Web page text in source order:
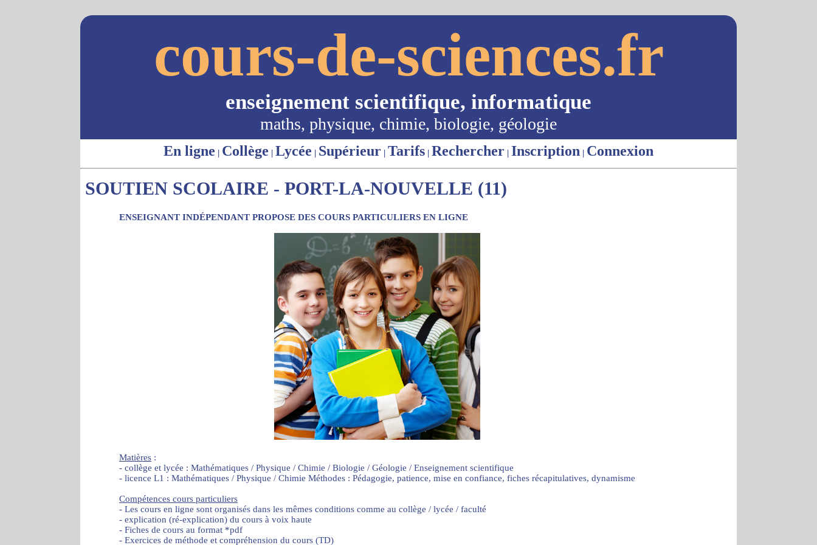
cours-de-sciences.fr
enseignement scientifique, informatique
maths, physique, chimie, biologie, géologie
En ligne | Collège | Lycée | Supérieur | Tarifs | Rechercher | Inscription | Connexion
SOUTIEN SCOLAIRE - PORT-LA-NOUVELLE (11)
ENSEIGNANT INDÉPENDANT PROPOSE DES COURS PARTICULIERS EN LIGNE
Matières :
- collège et lycée : Mathématiques / Physique / Chimie / Biologie / Géologie / Enseignement scientifique
- licence L1 : Mathématiques / Physique / Chimie Méthodes : Pédagogie, patience, mise en confiance, fiches récapitulatives, dynamisme
Compétences cours particuliers
- Les cours en ligne sont organisés dans les mêmes conditions comme au collège / lycée / faculté
- explication (ré-explication) du cours à voix haute
- Fiches de cours au format *pdf
- Exercices de méthode et compréhension du cours (TD)